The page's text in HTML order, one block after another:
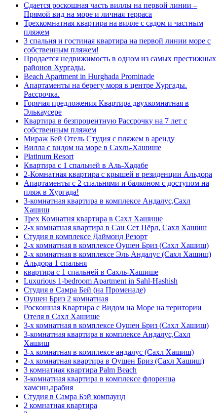
Сдается роскошная часть виллы на первой линии –
Прямой вид на море и личная терраса
Трехкомнатная квартира на вилле с садом и частным
пляжем
3 спальня и гостиная квартира на первой линии море с
собственным пляжем!
Продается недвижимость в одном из самых престижных
районов Хургады.
Beach Apartment in Hurghada Prominade
Апартаменты на берегу моря в центре Хургады.
Рассрочка.
Горячая предложения Квартира двухкомнатная в
Элькаусере
Квартира в безпроцентную Рассрочку на 7 лет с
собственным пляжем
Мираж Бей Отель Студия с пляжем в аренду
Вилла с видом на море в Сахль-Хашише
Platinum Resort
Квартира с 1 спальней в Аль-Хадабе
2-Комнатная квартира с крышей в резиденции Альдора
Апартаменты с 2 спальнями и балконом с доступом на
пляж в Хургада!
3-комнатная квартира в комплексе Андалус,Сахл
Хашиш
Трех Комнатня квартира в Сахл Хашише
2-х комнатная квартира в Сан Сет Пёрл, Сахл Хашиш
Студия в комплексе Даймонд Резорт
2-х комнатная в комплексе Оушен Бриз (Сахл Хашиш)
2-х комнатная в комплексе Эль Андалус (Сахл Хашиш)
Альдора 1 спальня
квартира с 1 спальней в Сахль-Хашише
Luxurious 1-bedroom Apartment in Sahl-Hashish
Студия в Самра Бей (на Променаде)
Оушен Бриз 2 комнатная
Роскошная Квартира с Видом на Море на територии
Отеля в Сахл Хашише
3-х комнатная в комплексе Оушен Бриз (Сахл Хашиш)
3-комнатная квартира в комплексе Андалус,Сахл
Хашиш
3-х комнатная в комплексе андалус (Сахл Хашиш)
2-х комнатная квартира в Оушен Бриз (Сахл Хашиш)
3 комнатная квартира Palm Beach
3-комнатная квартира в комплексе флоренца
хамсин,арабия
Студия в Самра Бэй компаунд
2 комнатная квартира